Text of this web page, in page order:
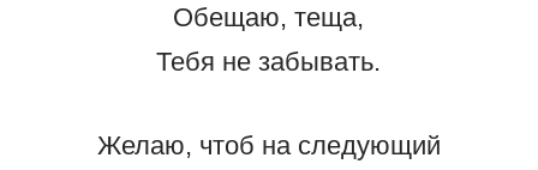
Обещаю, теща,
Тебя не забывать.
Желаю, чтоб на следующий